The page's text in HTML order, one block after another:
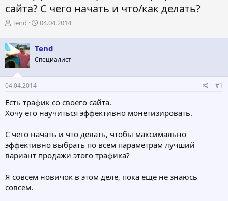
сайта? С чего начать и что/как делать?
А
т
о
р
т
е
м
Tend
Д
т
а
н
ч
а
04.04.2014
Tend
Специалист
04.04.2014 #1
Есть трафик со своего сайта.
Хочу его научиться эффективно монетизировать.
С чего начать и что делать, чтобы максимально
эффективно выбрать по всем параметрам лучший
вариант продажи этого трафика?
Я совсем новичок в этом деле, пока еще не знаюсь
совсем.